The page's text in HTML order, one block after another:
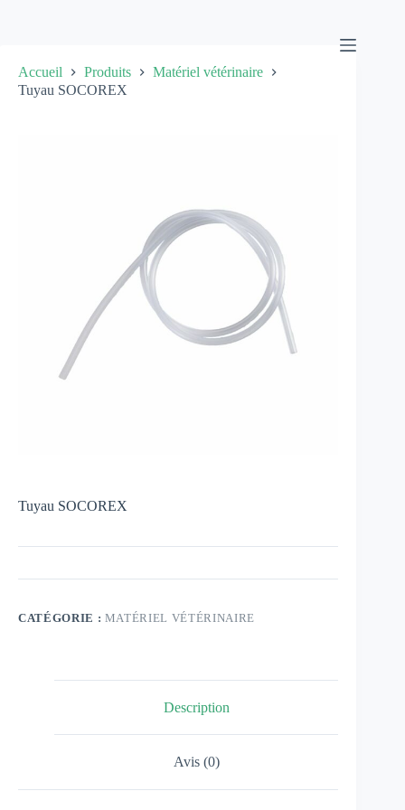
Accueil Produits
Matériel vétérinaire
Tuyau SOCOREX
Tuyau SOCOREX
CATÉGORIE : MATÉRIEL VÉTÉRINAIRE
Description
Avis (0)